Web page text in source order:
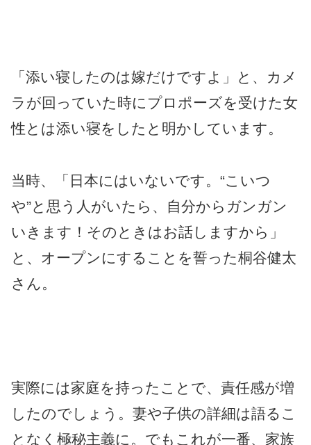
「添い寝したのは嫁だけですよ」と、カメ
ラが回っていた時にプロポーズを受けた女
性とは添い寝をしたと明かしています。
当時、「日本にはいないです。“こいつ
や”と思う人がいたら、自分からガンガン
いきます！そのときはお話しますから」
と、オープンにすることを誓った桐谷健太
さん。
実際には家庭を持ったことで、責任感が増
したのでしょう。妻や子供の詳細は語るこ
となく極秘主義に。でもこれが一番、家族